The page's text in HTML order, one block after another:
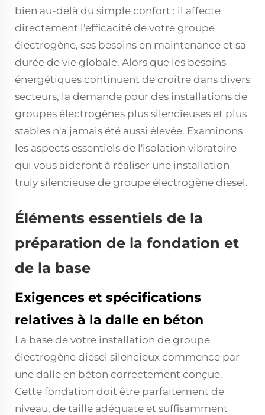
bien au-delà du simple confort : il affecte
directement l'efficacité de votre groupe
électrogène, ses besoins en maintenance et sa
durée de vie globale. Alors que les besoins
énergétiques continuent de croître dans divers
secteurs, la demande pour des installations de
groupes électrogènes plus silencieuses et plus
stables n'a jamais été aussi élevée. Examinons
les aspects essentiels de l'isolation vibratoire
qui vous aideront à réaliser une installation
truly silencieuse de groupe électrogène diesel.
Éléments essentiels de la
préparation de la fondation et
de la base
Exigences et spécifications
relatives à la dalle en béton
La base de votre installation de groupe
électrogène diesel silencieux commence par
une dalle en béton correctement conçue.
Cette fondation doit être parfaitement de
niveau, de taille adéquate et suffisamment